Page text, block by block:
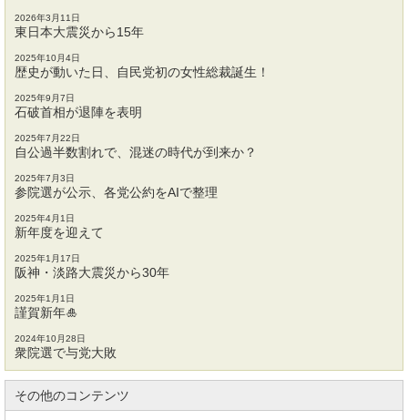
2026年3月11日
東日本大震災から15年
2025年10月4日
歴史が動いた日、自民党初の女性総裁誕生！
2025年9月7日
石破首相が退陣を表明
2025年7月22日
自公過半数割れで、混迷の時代が到来か？
2025年7月3日
参院選が公示、各党公約をAIで整理
2025年4月1日
新年度を迎えて
2025年1月17日
阪神・淡路大震災から30年
2025年1月1日
謹賀新年🎍
2024年10月28日
衆院選で与党大敗
その他のコンテンツ